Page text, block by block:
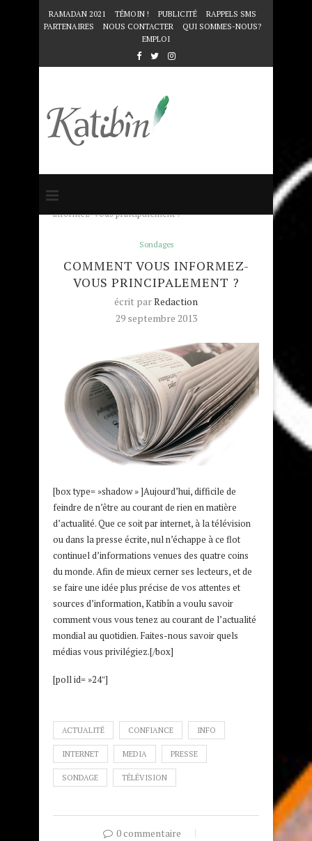
RAMADAN 2021 TÉMOIN ! PUBLICITÉ
RAPPELS SMS
PARTENAIRES
NOUS CONTACTER
QUI SOMMES-NOUS?
EMPLOI
Accueil
informez-vous principalement ?
Sondages
COMMENT VOUS INFORMEZ-
VOUS PRINCIPALEMENT ?
écrit parRedaction
29 septembre 2013
[box type= »shadow » ]Aujourd’hui, difficile de
feindre de n’être au courant de rien en matière
d’actualité. Que ce soit par internet, à la télévision
ou dans la presse écrite, nul n’échappe à ce flot
continuel d’informations venues des quatre coins
du monde. Afin de mieux cerner ses lecteurs, et de
se faire une idée plus précise de vos attentes et
sources d’information, Katibîn a voulu savoir
comment vous vous tenez au courant de l’actualité
mondial au quotidien. Faites-nous savoir quels
médias vous privilégiez.[/box]
[poll id= »24″]
ACTUALITÉ CONFIANCE INFO
INTERNET MEDIA PRESSE
SONDAGE TÉLÉVISION
0 commentaire